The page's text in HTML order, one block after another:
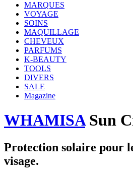
MARQUES
VOYAGE
SOINS
MAQUILLAGE
CHEVEUX
PARFUMS
K-BEAUTY
TOOLS
DIVERS
SALE
Magazine
WHAMISASun
Protection solaire pour
visage.